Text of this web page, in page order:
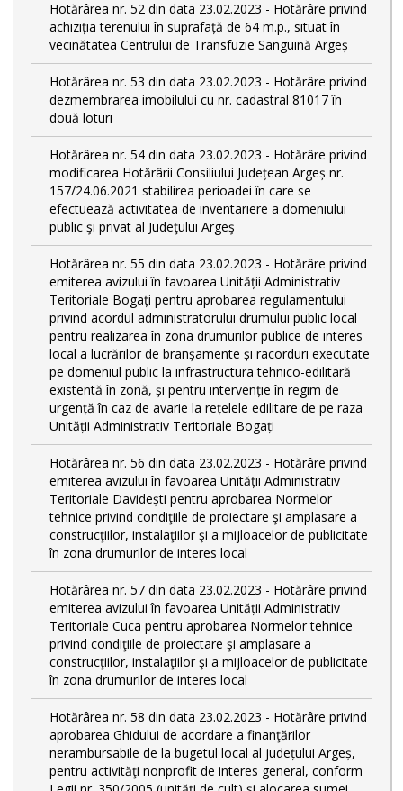
Hotărârea nr. 52 din data 23.02.2023 - Hotărâre privind
achiziția terenului în suprafață de 64 m.p., situat în
vecinătatea Centrului de Transfuzie Sanguină Argeș
Hotărârea nr. 53 din data 23.02.2023 - Hotărâre privind
dezmembrarea imobilului cu nr. cadastral 81017 în
două loturi
Hotărârea nr. 54 din data 23.02.2023 - Hotărâre privind
modificarea Hotărârii Consiliului Județean Argeș nr.
157/24.06.2021 stabilirea perioadei în care se
efectuează activitatea de inventariere a domeniului
public şi privat al Judeţului Argeş
Hotărârea nr. 55 din data 23.02.2023 - Hotărâre privind
emiterea avizului în favoarea Unității Administrativ
Teritoriale Bogați pentru aprobarea regulamentului
privind acordul administratorului drumului public local
pentru realizarea în zona drumurilor publice de interes
local a lucrărilor de branșamente și racorduri executate
pe domeniul public la infrastructura tehnico-edilitară
existentă în zonă, și pentru intervenție în regim de
urgență în caz de avarie la rețelele edilitare de pe raza
Unității Administrativ Teritoriale Bogați
Hotărârea nr. 56 din data 23.02.2023 - Hotărâre privind
emiterea avizului în favoarea Unității Administrativ
Teritoriale Davidești pentru aprobarea Normelor
tehnice privind condiţiile de proiectare şi amplasare a
construcţiilor, instalaţiilor şi a mijloacelor de publicitate
în zona drumurilor de interes local
Hotărârea nr. 57 din data 23.02.2023 - Hotărâre privind
emiterea avizului în favoarea Unității Administrativ
Teritoriale Cuca pentru aprobarea Normelor tehnice
privind condiţiile de proiectare şi amplasare a
construcţiilor, instalaţiilor şi a mijloacelor de publicitate
în zona drumurilor de interes local
Hotărârea nr. 58 din data 23.02.2023 - Hotărâre privind
aprobarea Ghidului de acordare a finanţărilor
nerambursabile de la bugetul local al județului Argeș,
pentru activităţi nonprofit de interes general, conform